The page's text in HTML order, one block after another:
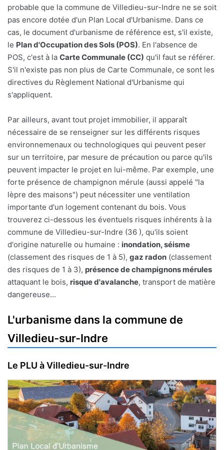
probable que la commune de Villedieu-sur-Indre ne se soit
pas encore dotée d'un Plan Local d'Urbanisme. Dans ce
cas, le document d'urbanisme de référence est, s'il existe,
le Plan d'Occupation des Sols (POS). En l'absence de
POS, c'est à la Carte Communale (CC) qu'il faut se référer.
S'il n'existe pas non plus de Carte Communale, ce sont les
directives du Règlement National d'Urbanisme qui
s'appliquent.
Par ailleurs, avant tout projet immobilier, il apparaît
nécessaire de se renseigner sur les différents risques
environnemenaux ou technologiques qui peuvent peser
sur un territoire, par mesure de précaution ou parce qu'ils
peuvent impacter le projet en lui-même. Par exemple, une
forte présence de champignon mérule (aussi appelé "la
lèpre des maisons") peut nécessiter une ventilation
importante d'un logement contenant du bois. Vous
trouverez ci-dessous les éventuels risques inhérents à la
commune de Villedieu-sur-Indre (36 ), qu'ils soient
d'origine naturelle ou humaine : inondation, séisme
(classement des risques de 1 à 5), gaz radon (classement
des risques de 1 à 3), présence de champignons mérules
attaquant le bois, risque d'avalanche, transport de matière
dangereuse...
L'urbanisme dans la commune de
Villedieu-sur-Indre
Le PLU à Villedieu-sur-Indre